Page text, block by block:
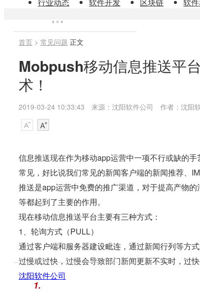
首页 > 常见问题 正文
Mobpush移动信息推送平
术！
2019-03-24 10:33:43 来源：沈阳软件公司 作者：沈阳
信息推送现在作为移动app运营中一项不行或缺的
常见，好比说我们常见的新闻客户端的新闻推荐、
推送是app运营中免费的推广渠道，对于提高产物
等都起到了主要的作用。
现在移动信息推送平台主要有三种方式：
1、轮询方式（PULL）
通过客户端和服务器建设毗连，通过新闻行列等方
过慢或过快，过慢会导致部门新闻更新不实时，过
沈阳软件公司
1.